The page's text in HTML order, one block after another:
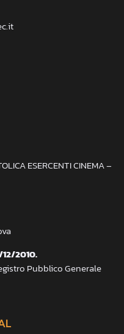
ESERCENTI CINEMA –
2010.
Pubblico Generale